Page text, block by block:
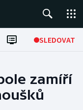
SLEDOVAT
zamíří